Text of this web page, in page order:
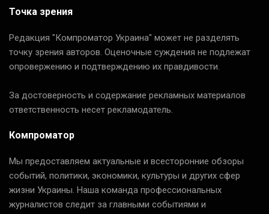
Точка зрения
Редакция "Компроматор Украина" может не разделять
точку зрения авторов. Оценочные суждения не подлежат
опровержению и подтверждению их правдивости.
За достоверность и содержание рекламных материалов
ответственность несет рекламодатель.
Компроматор
Мы предоставляем актуальные и всесторонние обзоры
событий, политики, экономики, культуры и других сфер
жизни Украины. Наша команда профессиональных
журналистов следит за главными событиями и